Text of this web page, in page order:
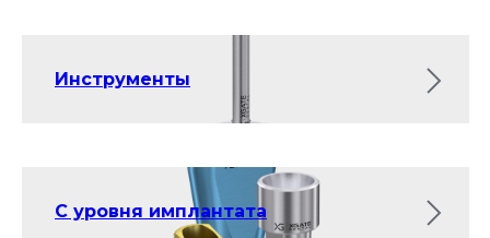
Инструменты
С уровня имплантата